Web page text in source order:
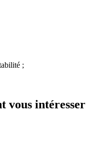
;
vous intéresser